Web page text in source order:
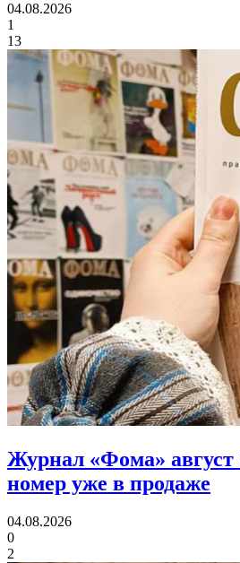
04.08.2026
1
13
Журнал «Фома» август
номер уже в продаже
04.08.2026
0
2